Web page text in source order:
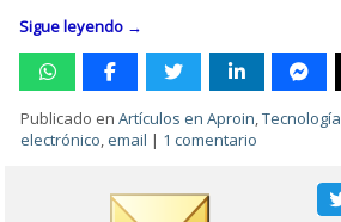
Sigue leyendo →
Publicado en Artículos en Aproin,Tecnología
electrónico, email | 1 comentario